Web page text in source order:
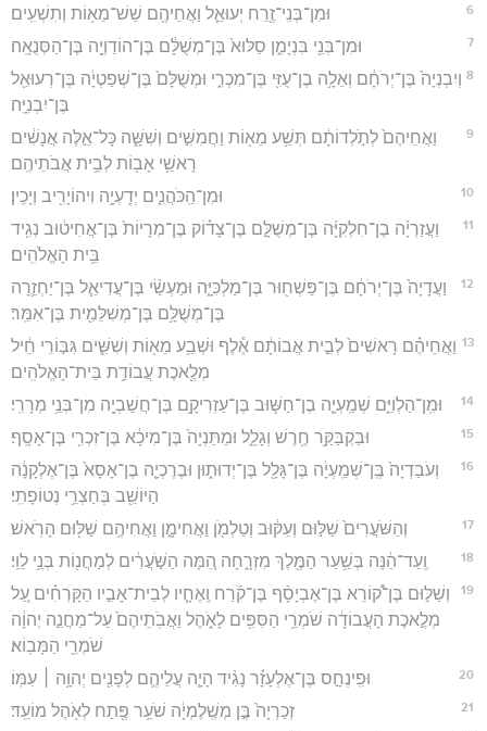
6 וּמִן־בְּנֵי־זֶ֖רַח יְעוּאֵ֑ל וַאֲחֵיהֶ֖ם שֵׁשׁ־מֵא֥וֹת וְתִשְׁעִֽים׃
7 וּמִן־בְּנֵ֖י בִּנְיָמִ֑ן סַלּוּא֙ בֶּן־מְשֻׁלָּ֔ם בֶּן־הוֹדַוְיָ֖ה בֶּן־הַסְּנֻאָֽה׃
8 וְיִבְנְיָה֙ בֶּן־יְרֹחָ֔ם וְאֵלָ֥ה בֶן־עֻזִּ֖י בֶּן־מִכְרִ֑י וּמְשֻׁלָּם֙ בֶּן־שְׁפַטְיָ֔ה בֶּן־רְעוּאֵ֖ל
בֶּן־יִבְנִיָּֽה׃
9
וַאֲחֵיהֶם֙ לְתֹ֣לְדוֹתָ֔ם תְּשַׁ֥ע מֵא֖וֹת וַחֲמִשִּׁ֣ים וְשִׁשָּׁ֑ה כָּל־אֵ֣לֶּה אֲנָשִׁ֔ים
רָאשֵׁ֥י אָב֖וֹת לְבֵ֥ית אֲבֹתֵיהֶֽם׃
10 וּמִן־הַֽכֹּהֲנִ֑ים יְדַֽעְיָ֥ה וִיהוֹיָרִ֖יב וְיָכִֽין׃
11
וַעֲזַרְיָ֨ה בֶן־חִלְקִיָּ֜ה בֶּן־מְשֻׁלָּ֣ם בֶּן־צָד֗וֹק בֶּן־מְרָיוֹת֙ בֶּן־אֲחִיט֔וּב נְגִ֖יד
בֵּ֥ית הָאֱלֹהִֽים׃
12
וַעֲדָיָה֙ בֶּן־יְרֹחָ֔ם בֶּן־פַּשְׁח֖וּר בֶּן־מַלְכִּיָּ֑ה וּמַעְשַׂ֨י בֶּן־עֲדִיאֵ֧ל בֶּן־יַחְזֵ֛רָה
בֶּן־מְשֻׁלָּ֥ם בֶּן־מְשִׁלֵּמִ֖ית בֶּן־אִמֵּֽר׃
13 וַאֲחֵיהֶ֗ם רָאשִׁים֙ לְבֵ֣ית אֲבוֹתָ֔ם אֶ֕לֶף וּשְׁבַ֥ע מֵא֖וֹת וְשִׁשִּׁ֑ים גִּבּ֣וֹרֵי חֵ֔יל
מְלֶ֖אכֶת עֲבוֹדַ֥ת בֵּית־הָאֱלֹהִֽים׃
14 וּמִֽן־הַלְוִיִּ֑ם שְׁמַֽעְיָ֧ה בֶן־חַשּׁ֛וּב בֶּן־עַזְרִיקָ֥ם בֶּן־חֲשַׁבְיָ֖ה מִן־בְּנֵ֥י מְרָרִֽי׃
15 וּבַקְבַּקַּ֥ר חֶ֖רֶשׁ וְגָלָ֑ל וּמַתַּנְיָה֙ בֶּן־מִיכָ֔א בֶּן־זִכְרִ֖י בֶּן־אָסָֽף׃
16
וְעֹבַדְיָה֙ בֶּֽן־שְׁמַֽעְיָ֔ה בֶּן־גָּלָ֖ל בֶּן־יְדוּת֑וּן וּבֶרֶכְיָ֤ה בֶן־אָסָא֙ בֶּן־אֶלְקָנָ֔ה
הַיּוֹשֵׁ֖ב בְּחַצְרֵ֥י נְטוֹפָתִֽי׃
17 וְהַשֹּׁעֲרִים֙ שַׁלּ֣וּם וְעַקּ֔וּב וְטַלְמֹ֖ן וַאֲחִימָ֑ן וַאֲחִיהֶ֥ם שַׁלּ֖וּם הָרֹֽאשׁ׃
18 וְֽעַד־הֵ֔נָּה בְּשַׁ֥עַר הַמֶּ֖לֶךְ מִזְרָ֑חָה הֵ֚מָּה הַשֹּׁ֣עֲרִ֔ים לְמַחֲנ֖וֹת בְּנֵ֥י לֵוִֽי׃
19
וְשַׁלּ֣וּם בֶּן־ק֠וֹרֵא בֶּן־אֶבְיָסָ֨ף בֶּן־קֹ֜רַח וְֽאֶחָ֧יו לְבֵית־אָבִ֣יו הַקָּרְחִ֗ים עַ֚ל
מְלֶ֣אכֶת הָעֲבוֹדָ֔ה שֹׁמְרֵ֥י הַסִּפִּ֖ים לָאֹ֑הֶל וַאֲבֹֽתֵיהֶם֙ עַל־מַחֲנֵ֣ה יְהוָ֔ה
שֹׁמְרֵ֖י הַמָּבֽוֹא׃
20 וּפִֽינְחָ֣ס בֶּן־אֶלְעָזָ֗ר נָגִ֨יד הָיָ֧ה עֲלֵיהֶ֛ם לְפָנִ֖ים יְהוָ֥ה ׀ עִמּֽוֹ׃
21 זְכַרְיָה֙ בֶּ֣ן מְשֶֽׁלֶמְיָ֔ה שֹׁעֵ֥ר פֶּ֖תַח לְאֹ֥הֶל מוֹעֵֽד׃